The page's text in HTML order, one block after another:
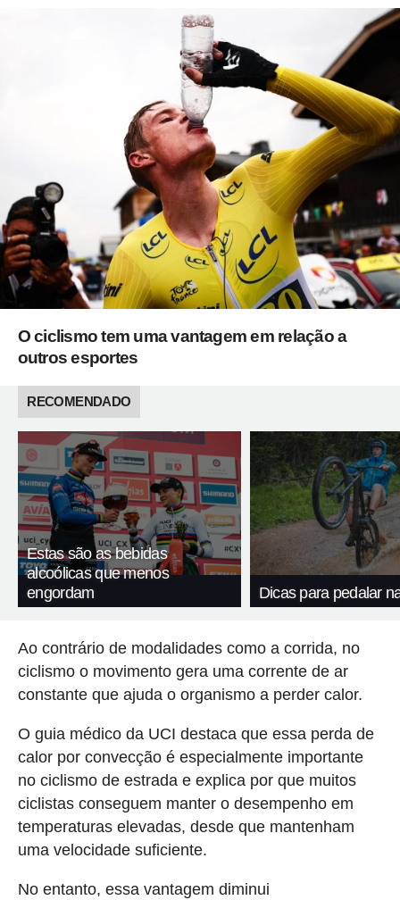
O ciclismo tem uma vantagem em relação a
outros esportes
RECOMENDADO
Estas são as bebidas
alcoólicas que menos
engordam
Dicas para pedalar
Ao contrário de modalidades como a corrida, no
ciclismo o movimento gera uma corrente de ar
constante que ajuda o organismo a perder calor.
O guia médico da UCI destaca que essa perda de
calor por convecção é especialmente importante
no ciclismo de estrada e explica por que muitos
ciclistas conseguem manter o desempenho em
temperaturas elevadas, desde que mantenham
uma velocidade suficiente.
No entanto, essa vantagem diminui